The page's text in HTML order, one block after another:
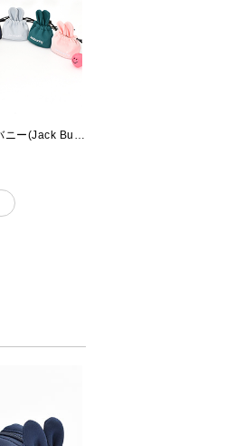
ジャックバニー(Jack Bunny)